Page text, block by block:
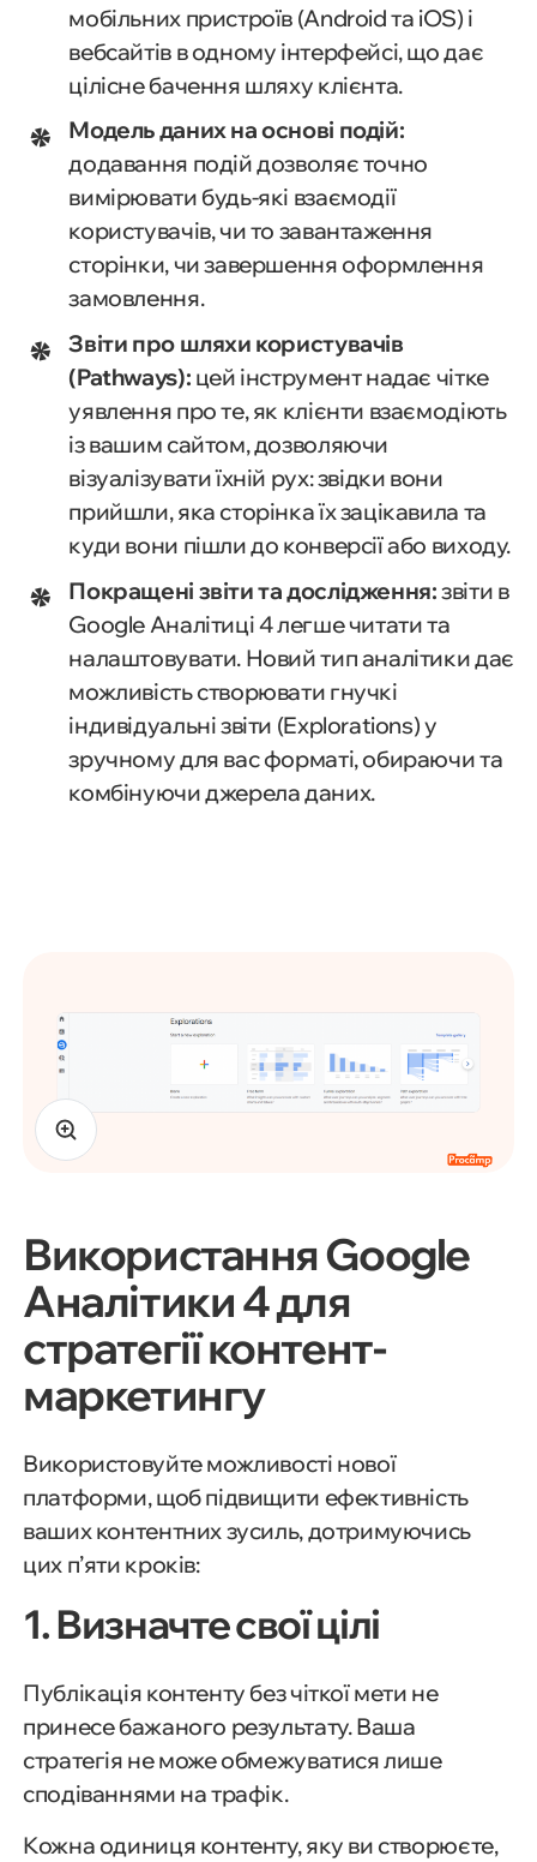
мобільних пристроїв (Android та iOS) і
вебсайтів в одному інтерфейсі, що дає
цілісне бачення шляху клієнта.
Модель даних на основі подій:
додавання подій дозволяє точно
вимірювати будь-які взаємодії
користувачів, чи то завантаження
сторінки, чи завершення оформлення
замовлення.
Звіти про шляхи користувачів
(Pathways): цей інструмент надає чітке
уявлення про те, як клієнти взаємодіють
із вашим сайтом, дозволяючи
візуалізувати їхній рух: звідки вони
прийшли, яка сторінка їх зацікавила та
куди вони пішли до конверсії або виходу.
Покращені звіти та дослідження:звіти в
Google Аналітиці 4 легше читати та
налаштовувати. Новий тип аналітики дає
можливість створювати гнучкі
індивідуальні звіти (Explorations) у
зручному для вас форматі, обираючи та
комбінуючи джерела даних.
Використання Google
Аналітики 4 для
стратегії контент-
маркетингу
Використовуйте можливості нової
платформи, щоб підвищити ефективність
ваших контентних зусиль, дотримуючись
цих п’яти кроків:
1. Визначте свої цілі
Публікація контенту без чіткої мети не
принесе бажаного результату. Ваша
стратегія не може обмежуватися лише
сподіваннями на трафік.
Кожна одиниця контенту, яку ви створюєте,